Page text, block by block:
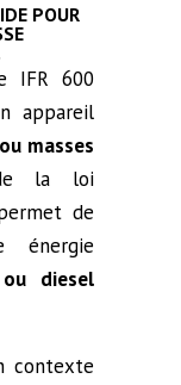
POUR
IFR 600
appareil
masses
la loi
de
énergie
diesel
contexte